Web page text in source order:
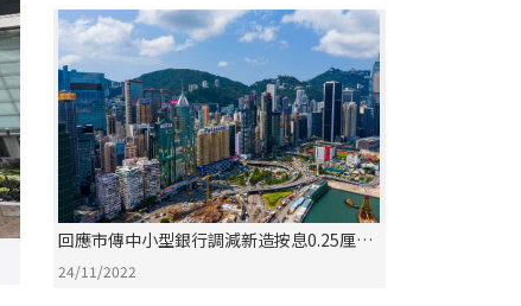
回應市傳中小型銀行調減新造按息0.25厘至
2.875%
24/11/2022